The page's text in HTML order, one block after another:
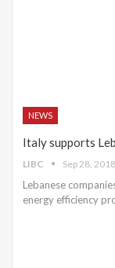
NEWS
Italy supports
LIBC Sep 28, 2018
Lebanese
energy efficiency